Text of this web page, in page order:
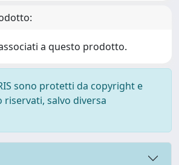
a questo prodotto.
sono protetti da copyright e
salvo diversa